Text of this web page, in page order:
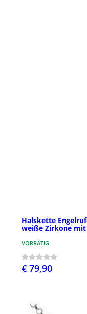
Halskette
weiße Zirkone mit
VORRÄTIG
€ 79,90